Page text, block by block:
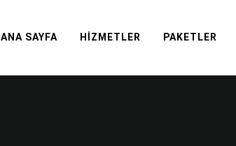
ANA SAYFA HIZMETLER PAKETLER